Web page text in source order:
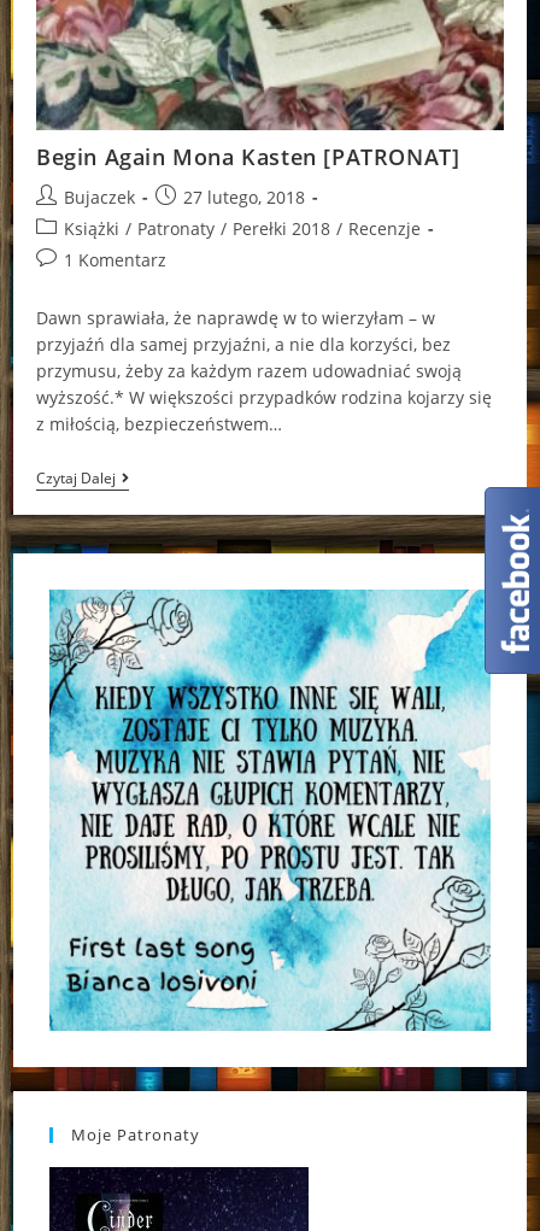
Begin Again Mona Kasten [PATRONAT]
Post
author:
Bujaczek
Post
published:
27 lutego, 2018
Post
category:
Książki / Patronaty / Perełki 2018 / Recenzje
Post1 Komentarz
Dawn sprawiała, że naprawdę w to wierzyłam – w
przyjaźń dla samej przyjaźni, a nie dla korzyści, bez
przymusu, żeby za każdym razem udowadniać swoją
wyższość.* W większości przypadków rodzina kojarzy się
z miłością, bezpieczeństwem…
Czytaj DalejBegin
Again
Mona
Kasten
[PATRONAT]
Moje Patronaty